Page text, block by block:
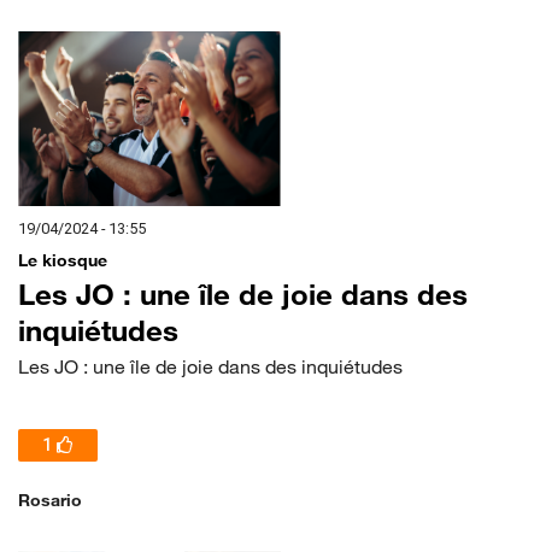
19/04/2024 - 13:55
Le kiosque
Les JO : une île de joie dans des
inquiétudes
Les JO : une île de joie dans des inquiétudes
1
Rosario